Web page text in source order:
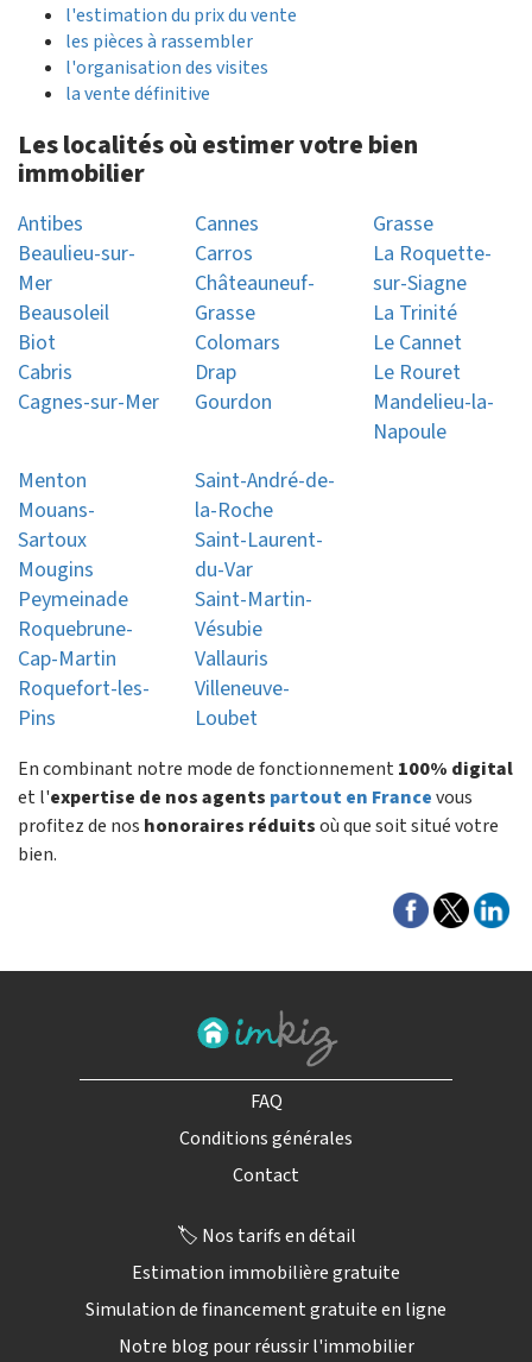
l'estimation du prix du vente
les pièces à rassembler
l'organisation des visites
la vente définitive
Les localités où estimer votre bien
immobilier
Antibes
Beaulieu-sur-
Mer
Beausoleil
Biot
Cabris
Cagnes-sur-Mer
Cannes
Carros
Châteauneuf-
Grasse
Colomars
Drap
Gourdon
Grasse
La Roquette-
sur-Siagne
La Trinité
Le Cannet
Le Rouret
Mandelieu-la-
Napoule
Menton
Mouans-
Sartoux
Mougins
Peymeinade
Roquebrune-
Cap-Martin
Roquefort-les-
Pins
Saint-André-de-
la-Roche
Saint-Laurent-
du-Var
Saint-Martin-
Vésubie
Vallauris
Villeneuve-
Loubet
En combinant notre mode de fonctionnement 100% digital
et l'expertise de nos agents partout en Francevous
profitez de nos honoraires réduitsoù que soit situé votre
bien.
FAQ
Conditions générales
Contact
🏷️ Nos tarifs en détail
Estimation immobilière gratuite
Simulation de financement gratuite en ligne
Notre blog pour réussir l'immobilier